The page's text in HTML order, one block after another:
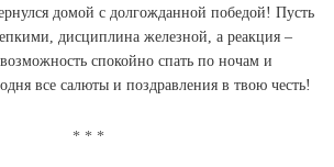
домой с долгожданной победой! Пусть
дисциплина железной, а реакция –
спокойно спать по ночам и
все салюты и поздравления в твою честь!